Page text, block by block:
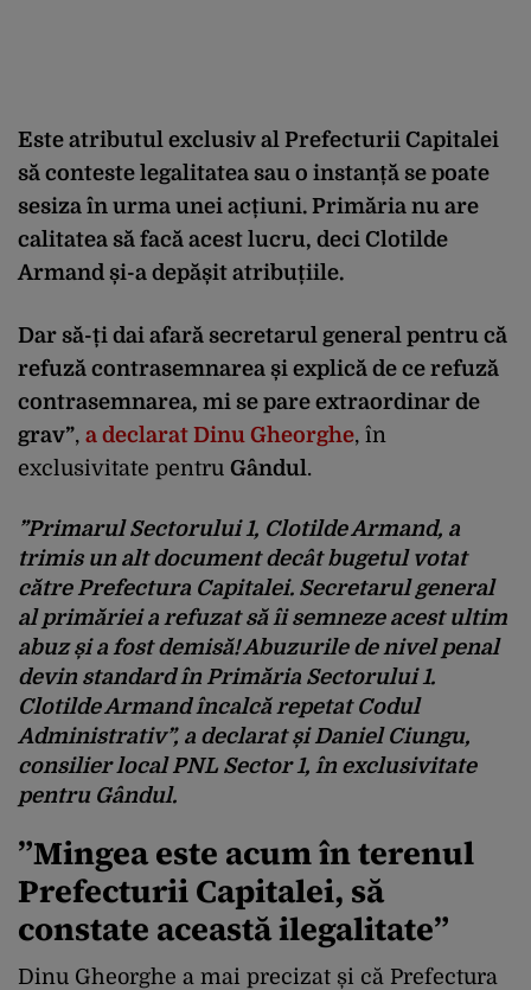
Este atributul exclusiv al Prefecturii Capitalei
să conteste legalitatea sau o instanță se poate
sesiza în urma unei acțiuni. Primăria nu are
calitatea să facă acest lucru, deci Clotilde
Armand și-a depășit atribuțiile.
Dar să-ți dai afară secretarul general pentru că
refuză contrasemnarea și explică de ce refuză
contrasemnarea, mi se pare extraordinar de
grav”, a declarat Dinu Gheorghe, în
exclusivitate pentru Gândul.
”Primarul Sectorului 1, ClotildeArmand, a
trimis un alt documentdecâtbugetul votat
cătrePrefectura Capitalei. Secretarul general
al primăriei a refuzatsă îisemneze acest ultim
abuzșia fostdemisă!Abuzurile de nivel penal
devin standard în Primăria Sectorului 1.
ClotildeArmand încalcărepetat Codul
Administrativ”, a declarat și Daniel Ciungu,
consilier local PNL Sector 1, în exclusivitate
pentru Gândul.
”Mingea este acum în terenul
Prefecturii Capitalei, să
constate această ilegalitate”
Dinu Gheorghe a mai precizat și că Prefectura